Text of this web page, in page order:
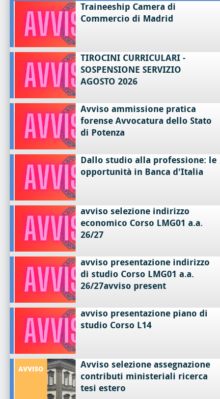
Traineeship Camera di
Commercio di Madrid
TIROCINI CURRICULARI -
SOSPENSIONE SERVIZIO
AGOSTO 2026
Avviso ammissione pratica
forense Avvocatura dello Stato
di Potenza
Dallo studio alla professione: le
opportunità in Banca d'Italia
avviso selezione indirizzo
economico Corso LMG01 a.a.
26/27
avviso presentazione indirizzo
di studio Corso LMG01 a.a.
26/27avviso present
avviso presentazione piano di
studio Corso L14
Avviso selezione assegnazione
contributi ministeriali ricerca
tesi estero